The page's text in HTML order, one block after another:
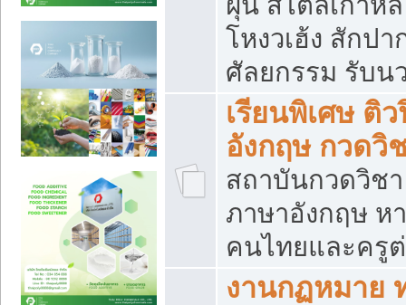
โหงวเฮ้ง สักป
ศัลยกรรม รับน
เรียนพิเศษ ติ
อังกฤษ กวดวิ
สถาบันกวดวิช
ภาษาอังกฤษ ห
คนไทยและครู
งานกฏหมาย